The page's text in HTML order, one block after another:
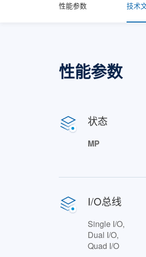
性能参数 技术
性能参数
状态
MP
I/O总线
Single I/O,
Dual I/O,
Quad I/O